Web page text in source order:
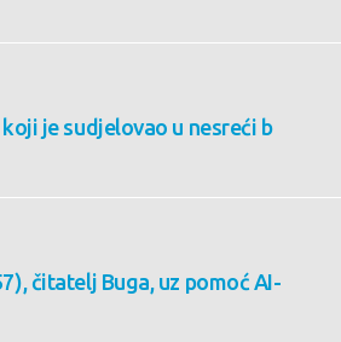
je sudjelovao u nesreći b
čitatelj Buga, uz pomoć AI-